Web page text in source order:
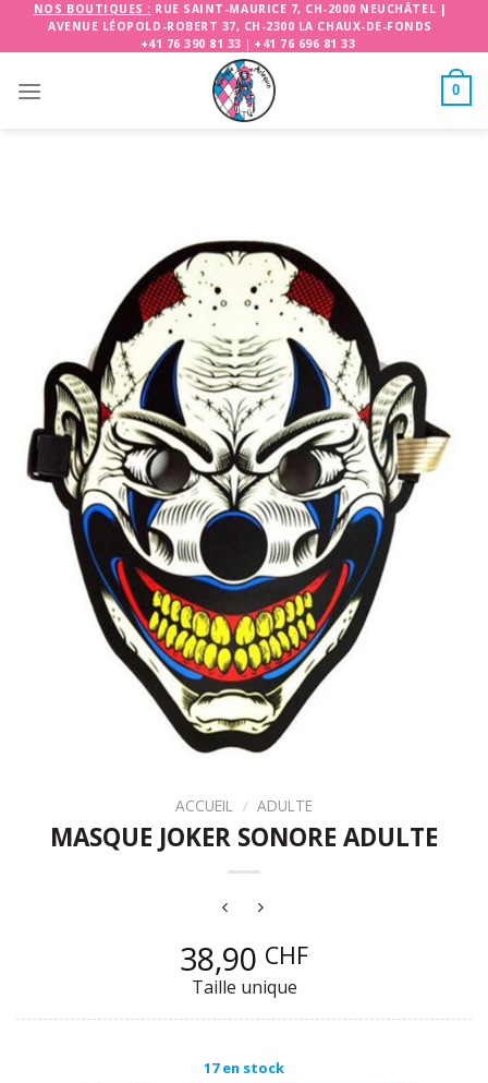
NOS BOUTIQUES : RUE SAINT-MAURICE 7, CH-2000 NEUCHÂTEL |
AVENUE LÉOPOLD-ROBERT 37, CH-2300 LA CHAUX-DE-FONDS
+41 76 390 81 33 | +41 76 696 81 33
0
ACCUEIL / ADULTE
MASQUE JOKER SONORE ADULTE
38,90 CHF
Taille unique
17 en stock